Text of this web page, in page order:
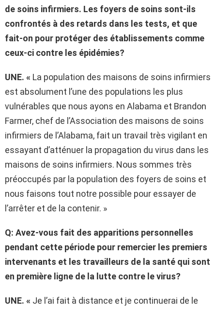
de soins infirmiers. Les foyers de soins sont-ils
confrontés à des retards dans les tests, et que
fait-on pour protéger des établissements comme
ceux-ci contre les épidémies?
UNE. « La population des maisons de soins infirmiers
est absolument l’une des populations les plus
vulnérables que nous ayons en Alabama et Brandon
Farmer, chef de l’Association des maisons de soins
infirmiers de l’Alabama, fait un travail très vigilant en
essayant d’atténuer la propagation du virus dans les
maisons de soins infirmiers. Nous sommes très
préoccupés par la population des foyers de soins et
nous faisons tout notre possible pour essayer de
l’arrêter et de la contenir. »
Q: Avez-vous fait des apparitions personnelles
pendant cette période pour remercier les premiers
intervenants et les travailleurs de la santé qui sont
en première ligne de la lutte contre le virus?
UNE. « Je l’ai fait à distance et je continuerai de le